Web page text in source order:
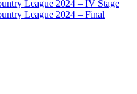
League 2024 – IV Stage
League 2024 – Final